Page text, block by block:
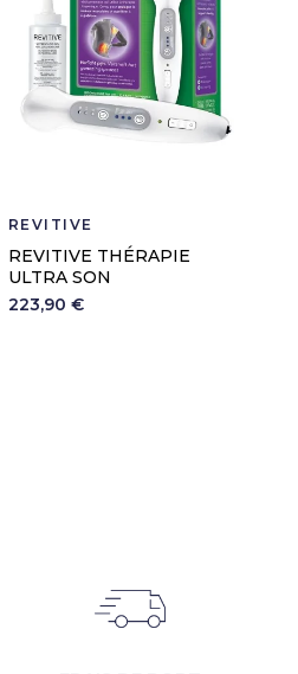
REVITIVE
REVITIVE THÉRAPIE
ULTRA SON
223,90 €